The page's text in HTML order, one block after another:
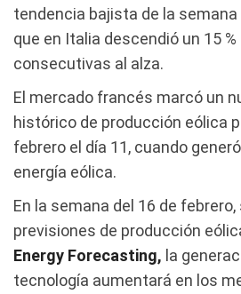
tendencia bajista de la
que en Italia descendió un 15
consecutivas al alza.
El mercado francés marcó un
histórico de producción eólica
febrero el día 11, cuando
energía eólica.
En la semana del 16 de
previsiones de producción
Energy Forecasting, la
tecnología aumentará en los